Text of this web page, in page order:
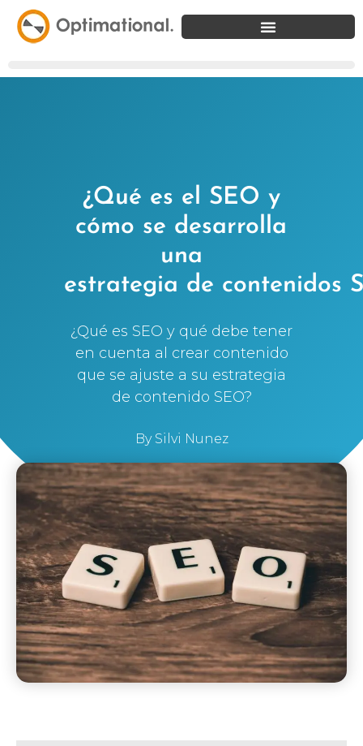
¿Qué es el SEO y
cómo se desarrolla
una
estrategia de contenidos
¿Qué es SEO y qué debe tener
en cuenta al crear contenido
que se ajuste a su estrategia
de contenido SEO?
BySilvi Nunez